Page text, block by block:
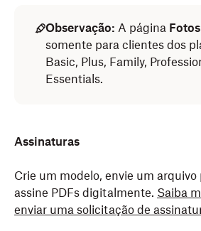
Observação: A página Fotos
somente para clientes dos
Basic, Plus, Family,
Essentials.
Assinaturas
Crie um modelo, envie um
assine PDFs digitalmente. Saiba
enviar uma solicitação de